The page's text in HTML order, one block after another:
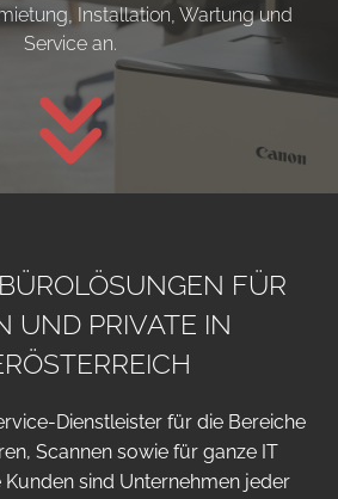
Installation, Wartung und
Service an.

FÜR
UND PRIVATE IN
Dienstleister für die Bereiche
Scannen sowie für ganze IT
Kunden sind Unternehmen jeder